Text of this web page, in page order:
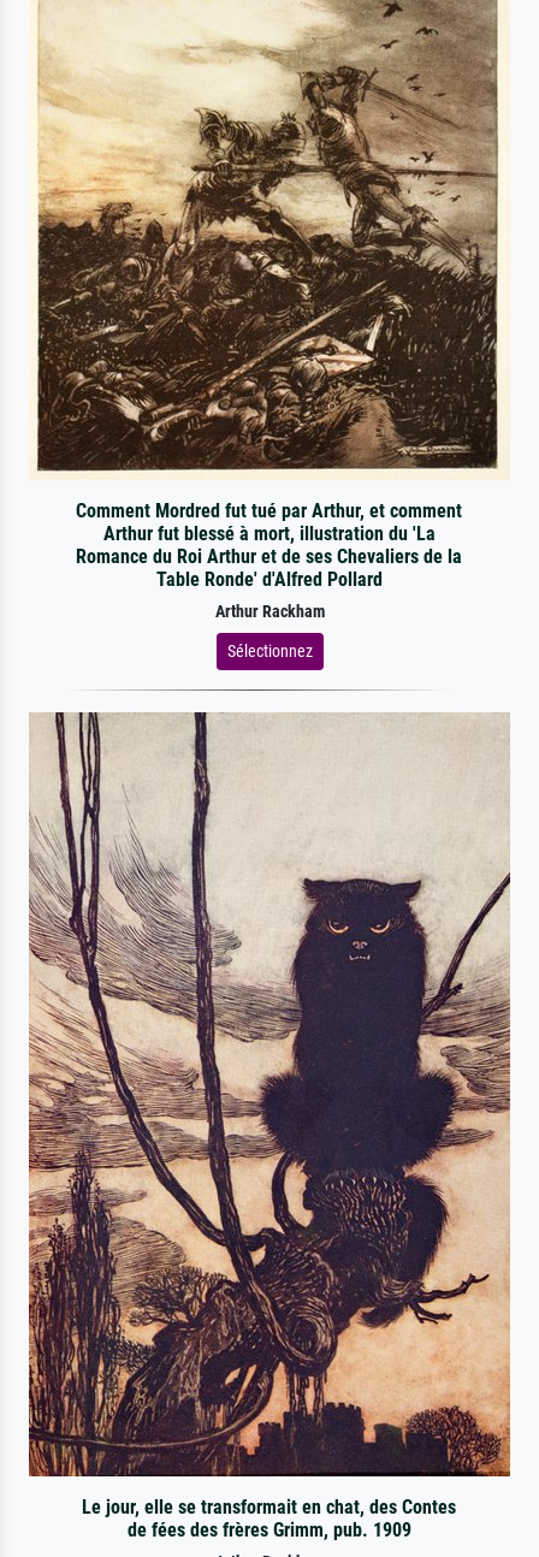
Comment Mordred fut tué par Arthur, et comment
Arthur fut blessé à mort, illustration du 'La
Romance du Roi Arthur et de ses Chevaliers de la
Table Ronde' d'Alfred Pollard
Arthur Rackham
Sélectionnez
Le jour, elle se transformait en chat, des Contes
de fées des frères Grimm, pub. 1909